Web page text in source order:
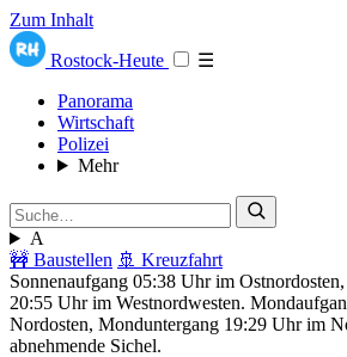
Zum Inhalt
Rostock-Heute
☰
Panorama
Wirtschaft
Polizei
Mehr
A
🚧 Baustellen 🚢 Kreuzfahrt
Sonnenaufgang 05:38 Uhr im
20:55 Uhr im Westnordwesten.
Nordosten, Monduntergang 19:29 Uhr im
abnehmende Sichel.